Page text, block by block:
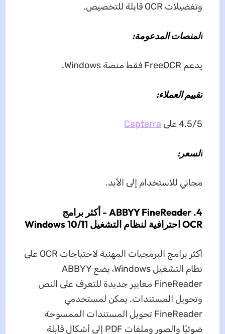
وتفضيلات OCR قابلة للتخصيص.
المنصات المدعومة:
يدعم FreeOCR فقط منصة Windows.
تقييم العملاء:
4.5/5 على Capterra
السعر:
مجاني للاستخدام إلى الأبد.
4. ABBYY FineReader - أكثر برامج
OCR احترافية لنظام التشغيل Windows 10/11
أكثر برامج البرمجيات المهنية لاحتياجات OCR على
نظام التشغيل Windows، يضع ABBYY
FineReader معايير جديدة للتعرف على النص
وتحويل المستندات. يمكن لمستخدمي
FineReader تحويل المستندات الممسوحة
ضوئيًا والصور وملفات PDF إلى أشكال قابلة